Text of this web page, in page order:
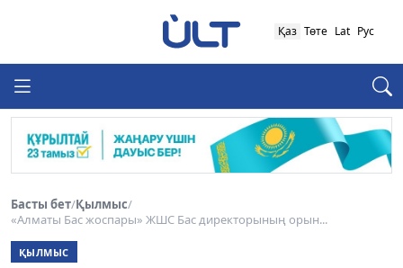
Қаз Төте Lat Рус
Басты бет/Қылмыс/
«Алматы Бас жоспары» ЖШС Бас директорының орын...
ҚЫЛМЫС